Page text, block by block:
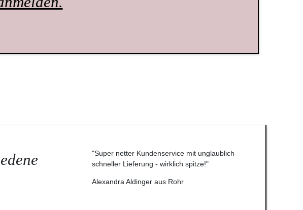
"Super netter Kundenservice mit unglaublich
schneller Lieferung - wirklich spitze!"
Alexandra Aldinger aus Rohr